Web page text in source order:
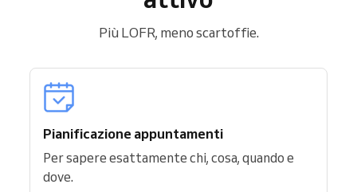
Più LOFR, meno scartoffie.
Pianificazione appuntamenti
Per sapere esattamente chi, cosa, quando e
dove.